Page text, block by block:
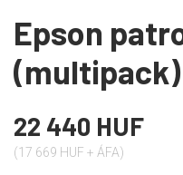
Epson
(multipack)
22 440 HUF
(17 669 HUF + ÁFA)